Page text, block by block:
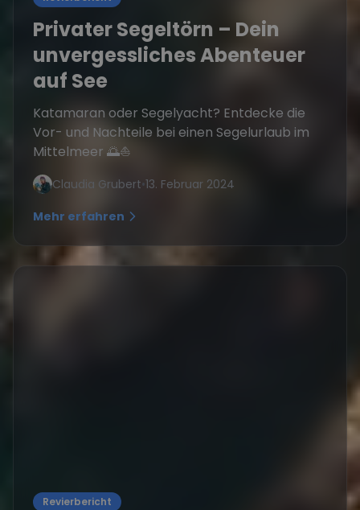
Privater Segeltörn – Dein
unvergessliches Abenteuer
auf See
Katamaran oder Segelyacht? Entdecke die
Vor- und Nachteile bei einen Segelurlaub im
Mittelmeer 🌅⛵
Claudia Grubert•13. Februar 2024
Mehr erfahren
Revierbericht